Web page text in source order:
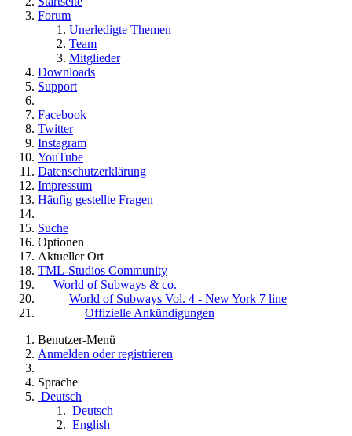
Forum
Unerledigte Themen
Team
Mitglieder
Downloads
Support
Facebook
Twitter
Instagram
YouTube
Datenschutzerklärung
Impressum
Häufig gestellte Fragen
Suche
Optionen
Aktueller Ort
TML-Studios Community
World of Subways & co.
World of Subways Vol. 4 - New York 7 line
Offizielle Ankündigungen
Benutzer-Menü
Anmelden oder registrieren
Sprache
Deutsch
Deutsch
English